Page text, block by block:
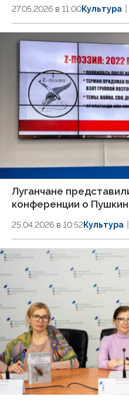
27.05.2026 в 11:00Культура
Луганчане
конференции о
25.04.2026 в 10:52Культура